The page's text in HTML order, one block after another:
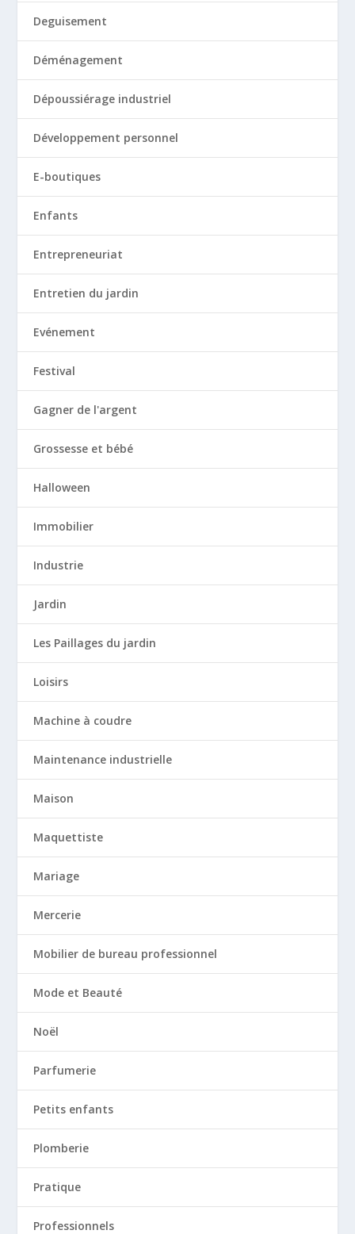
Deguisement
Déménagement
Dépoussiérage industriel
Développement personnel
E-boutiques
Enfants
Entrepreneuriat
Entretien du jardin
Evénement
Festival
Gagner de l'argent
Grossesse et bébé
Halloween
Immobilier
Industrie
Jardin
Les Paillages du jardin
Loisirs
Machine à coudre
Maintenance industrielle
Maison
Maquettiste
Mariage
Mercerie
Mobilier de bureau professionnel
Mode et Beauté
Noël
Parfumerie
Petits enfants
Plomberie
Pratique
Professionnels